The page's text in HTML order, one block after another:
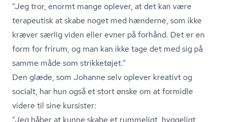
”Jeg tror, enormt mange oplever, at det kan være
terapeutisk at skabe noget med hænderne, som ikke
kræver særlig viden eller evner på forhånd. Det er en
form for frirum, og man kan ikke tage det med sig på
samme måde som strikketøjet.”
Den glæde, som Johanne selv oplever kreativt og
socialt, har hun også et stort ønske om at formidle
videre til sine kursister: